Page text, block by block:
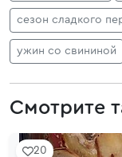
сезон сладкого
ужин со свининой
Смотрите
20